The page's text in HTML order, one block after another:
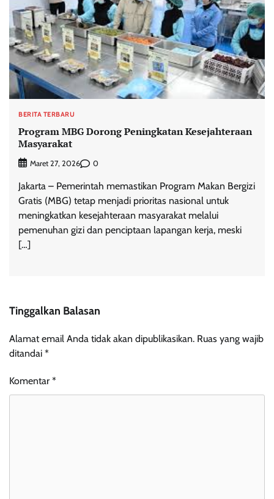
BERITA TERBARU
Program MBG Dorong Peningkatan Kesejahteraan
Masyarakat
Maret 27, 2026 0
Jakarta – Pemerintah memastikan Program Makan Bergizi
Gratis (MBG) tetap menjadi prioritas nasional untuk
meningkatkan kesejahteraan masyarakat melalui
pemenuhan gizi dan penciptaan lapangan kerja, meski
[…]
Tinggalkan Balasan
Alamat email Anda tidak akan dipublikasikan. Ruas yang wajib
ditandai *
Komentar *